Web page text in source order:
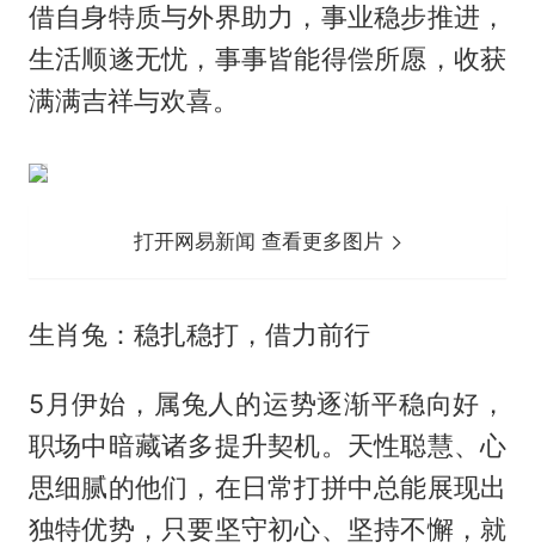
借自身特质与外界助力，事业稳步推进，
生活顺遂无忧，事事皆能得偿所愿，收获
满满吉祥与欢喜。
打开网易新闻 查看更多图片
生肖兔：稳扎稳打，借力前行
5月伊始，属兔人的运势逐渐平稳向好，
职场中暗藏诸多提升契机。天性聪慧、心
思细腻的他们，在日常打拼中总能展现出
独特优势，只要坚守初心、坚持不懈，就